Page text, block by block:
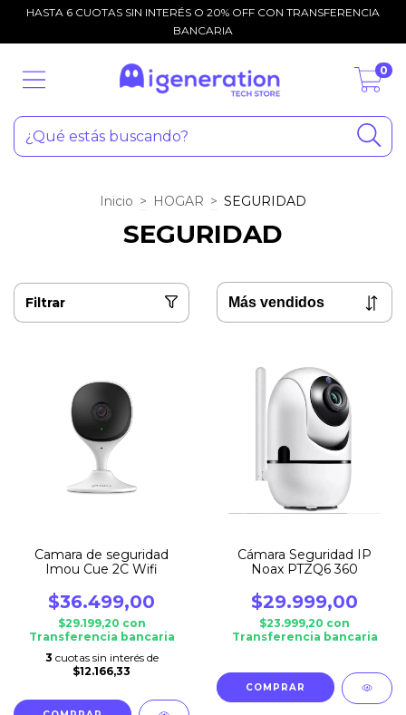
HASTA 6 CUOTAS SIN INTERÉS O 20% OFF CON TRANSFERENCIA
BANCARIA
0
Inicio > HOGAR > SEGURIDAD
SEGURIDAD
Filtrar
Camara de seguridad
Imou Cue 2C Wifi
$36.499,00
$29.199,20 con
Transferencia bancaria
3 cuotas sin interés de
$12.166,33
Cámara Seguridad IP
Noax PTZQ6 360
$29.999,00
$23.999,20 con
Transferencia bancaria